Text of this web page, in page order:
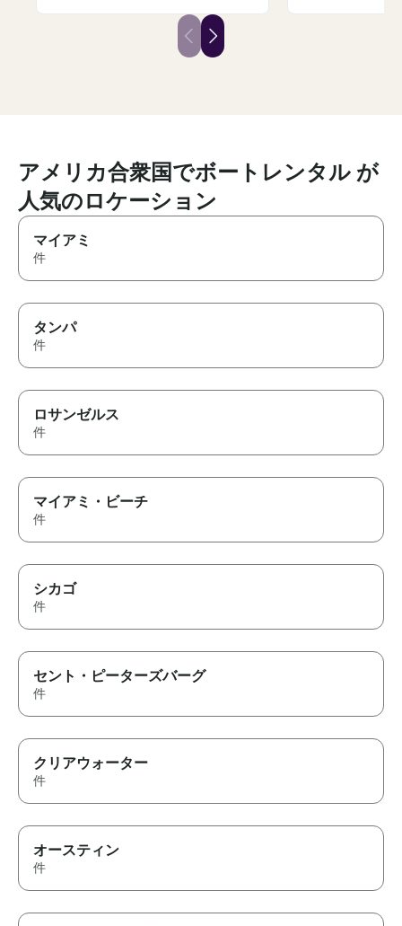
Ghost (the sweetest husky
pup) who loved getting pets
and was down to take photos
excited for). We always felt
safe and had such a fun time,
even with some rainy weather. I
would recommend a trip with
will definitely use him again for
can tell he
about his guests. I
definitely be
outings in
アメリカ合衆国でボートレンタル が
人気のロケーション
マイアミ
件
タンパ
件
ロサンゼルス
件
マイアミ・ビーチ
件
シカゴ
件
セント・ピーターズバーグ
件
クリアウォーター
件
オースティン
件